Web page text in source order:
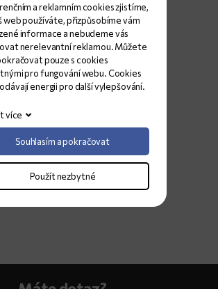
a reklamním cookies zjistíme,
web používáte, přizpůsobíme vám
informace a nebudeme vás
nerelevantní reklamou. Můžete
pouze s cookies
pro fungování webu. Cookies
energii pro další vylepšování.
více
Souhlasím a pokračovat
Použít nezbytné